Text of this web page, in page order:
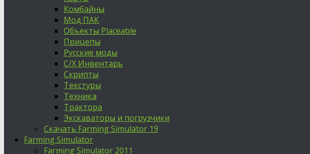
Комбайны
Мод ПАК
Объекты Placeable
Прицепы
Русские моды
С/Х Инвентарь
Скрипты
Текстуры
Техника
Трактора
Экскаваторы и погрузчики
Скачать Farming Simulator 19
Farming Simulator
Farming Simulator 2011